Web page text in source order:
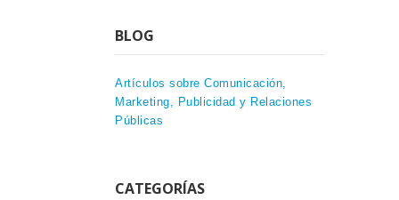
BLOG
Artículos sobre Comunicación,
Marketing, Publicidad y Relaciones
Públicas
CATEGORÍAS